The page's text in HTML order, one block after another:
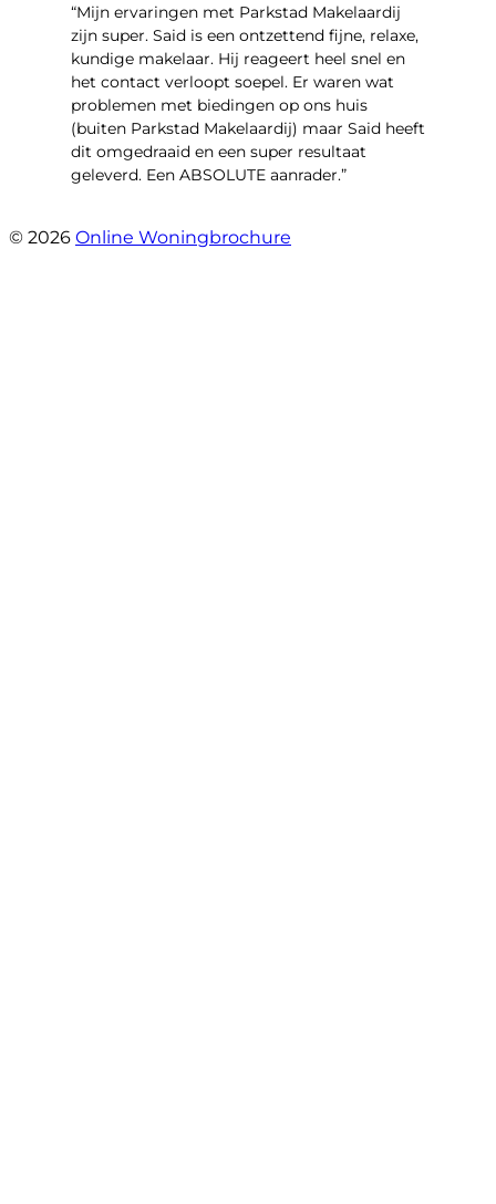
“Mijn ervaringen met Parkstad Makelaardij
zijn super. Said is een ontzettend fijne, relaxe,
kundige makelaar. Hij reageert heel snel en
het contact verloopt soepel. Er waren wat
problemen met biedingen op ons huis
(buiten Parkstad Makelaardij) maar Said heeft
dit omgedraaid en een super resultaat
geleverd. Een ABSOLUTE aanrader.”
© 2026 Online Woningbrochure